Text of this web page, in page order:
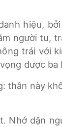
hiệu,
người tu,
trái với
được ba
này
dặn